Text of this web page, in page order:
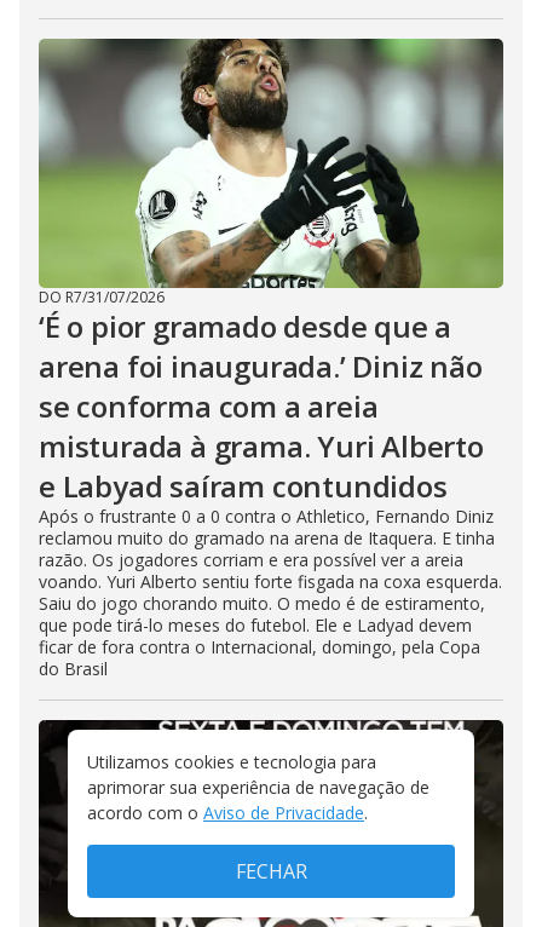
DO R7/31/07/2026
‘É o pior gramado desde que a
arena foi inaugurada.’ Diniz não
se conforma com a areia
misturada à grama. Yuri Alberto
e Labyad saíram contundidos
Após o frustrante 0 a 0 contra o Athletico, Fernando Diniz
reclamou muito do gramado na arena de Itaquera. E tinha
razão. Os jogadores corriam e era possível ver a areia
voando. Yuri Alberto sentiu forte fisgada na coxa esquerda.
Saiu do jogo chorando muito. O medo é de estiramento,
que pode tirá-lo meses do futebol. Ele e Ladyad devem
ficar de fora contra o Internacional, domingo, pela Copa
do Brasil
Utilizamos cookies e tecnologia para
aprimorar sua experiência de navegação de
acordo com o Aviso de Privacidade.
FECHAR